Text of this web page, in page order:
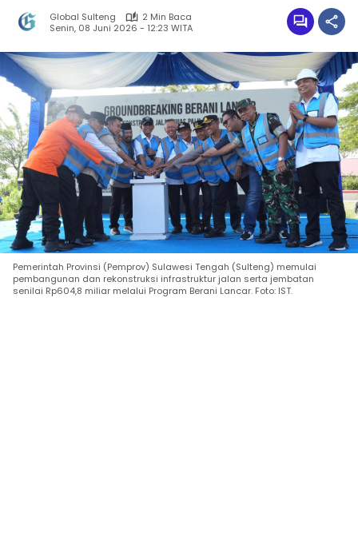
Global Sulteng
2 Min Baca
Senin, 08 Juni 2026 - 12:23 WITA
Pemerintah Provinsi (Pemprov) Sulawesi Tengah (Sulteng) memulai
pembangunan dan rekonstruksi infrastruktur jalan serta jembatan
senilai Rp604,8 miliar melalui Program Berani Lancar. Foto: IST.